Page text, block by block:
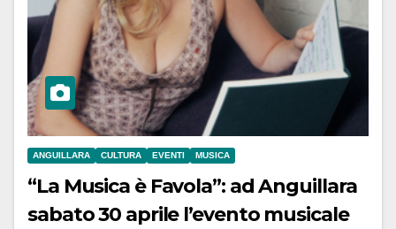
ANGUILLARA CULTURA EVENTI MUSICA
“La Musica è Favola”: ad Anguillara
sabato 30 aprile l’evento musicale